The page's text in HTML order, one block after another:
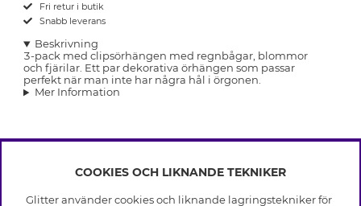
Fri retur i butik
Snabb leverans
Beskrivning
3-pack med clipsörhängen med regnbågar, blommor
och fjärilar. Ett par dekorativa örhängen som passar
perfekt när man inte har några hål i örgonen.
Mer Information
INFO
COOKIES OCH LIKNANDE TEKNIKER
Glitter använder cookies och liknande lagringstekniker för